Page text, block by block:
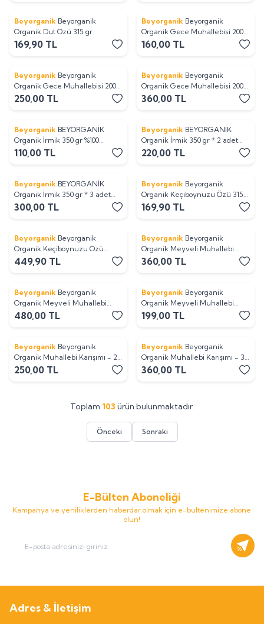
Beyorganik Beyorganik
Organik Dut Özü 315 gr
169,90 TL
Beyorganik Beyorganik
Organik Gece Muhallebisi 200
gr - PESTİSİT VE AFLATOKSİN
160,00 TL
Beyorganik Beyorganik
Organik Gece Muhallebisi 200
gr - PESTİSİT VE AFLATOKSİN
250,00 TL
Beyorganik Beyorganik
Organik Gece Muhallebisi 200
gr - PESTİSİT VE AFLATOKSİN
360,00 TL
Beyorganik BEYORGANİK
Organik İrmik 350 gr %100
Organik Buğday – Katkısız,
110,00 TL
Beyorganik BEYORGANİK
Organik İrmik 350 gr * 2 adet
(700 gr) %100 Organik Buğday –
220,00 TL
Beyorganik BEYORGANİK
Organik İrmik 350 gr * 3 adet
(1050 gr) %100 Organik Buğday –
300,00 TL
Beyorganik Beyorganik
Organik Keçiboynuzu Özü 315
gr
169,90 TL
Beyorganik Beyorganik
Organik Keçiboynuzu Özü
Organik Dut Özü Organik Üzüm
449,90 TL
Beyorganik Beyorganik
Organik Meyveli Muhallebi
Karışımı 200 gr - 2 x 200 gr
360,00 TL
Beyorganik Beyorganik
Organik Meyveli Muhallebi
Karışımı 200 gr - 3 x 200 gr
480,00 TL
Beyorganik Beyorganik
Organik Meyveli Muhallebi
Karışımı 200 gr - PESTİSİT VE
199,00 TL
Beyorganik Beyorganik
Organik Muhallebi Karışımı - 2 x
200 gr
250,00 TL
Beyorganik Beyorganik
Organik Muhallebi Karışımı - 3 x
200 gr
360,00 TL
Toplam 103 ürün bulunmaktadır.
Önceki Sonraki
E-Bülten Aboneliği
Kampanya ve yeniliklerden haberdar olmak için e-bültenimize abone
olun!
Adres & İletişim